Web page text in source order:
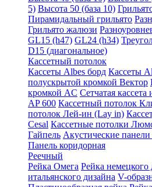
5) Высота 50 (база 10)
Пирамидальный грильято
Грильято жалюзи
GL15 (h47) GL24 (h34)
D15 (диагональное)
Кассетный потолок
Кассеты Albes борд Кассеты
полускрытой кромкой Вектор
кромкой AC Сетчатая
AP 600 Кассетный потолок
потолок Лей-ин (Lay in)
Cesal Кассетные потолки
Гайпель Акустические
Панель коридорная
Реечный
Рейка Омега Рейка немецкого
итальянского дизайна V-